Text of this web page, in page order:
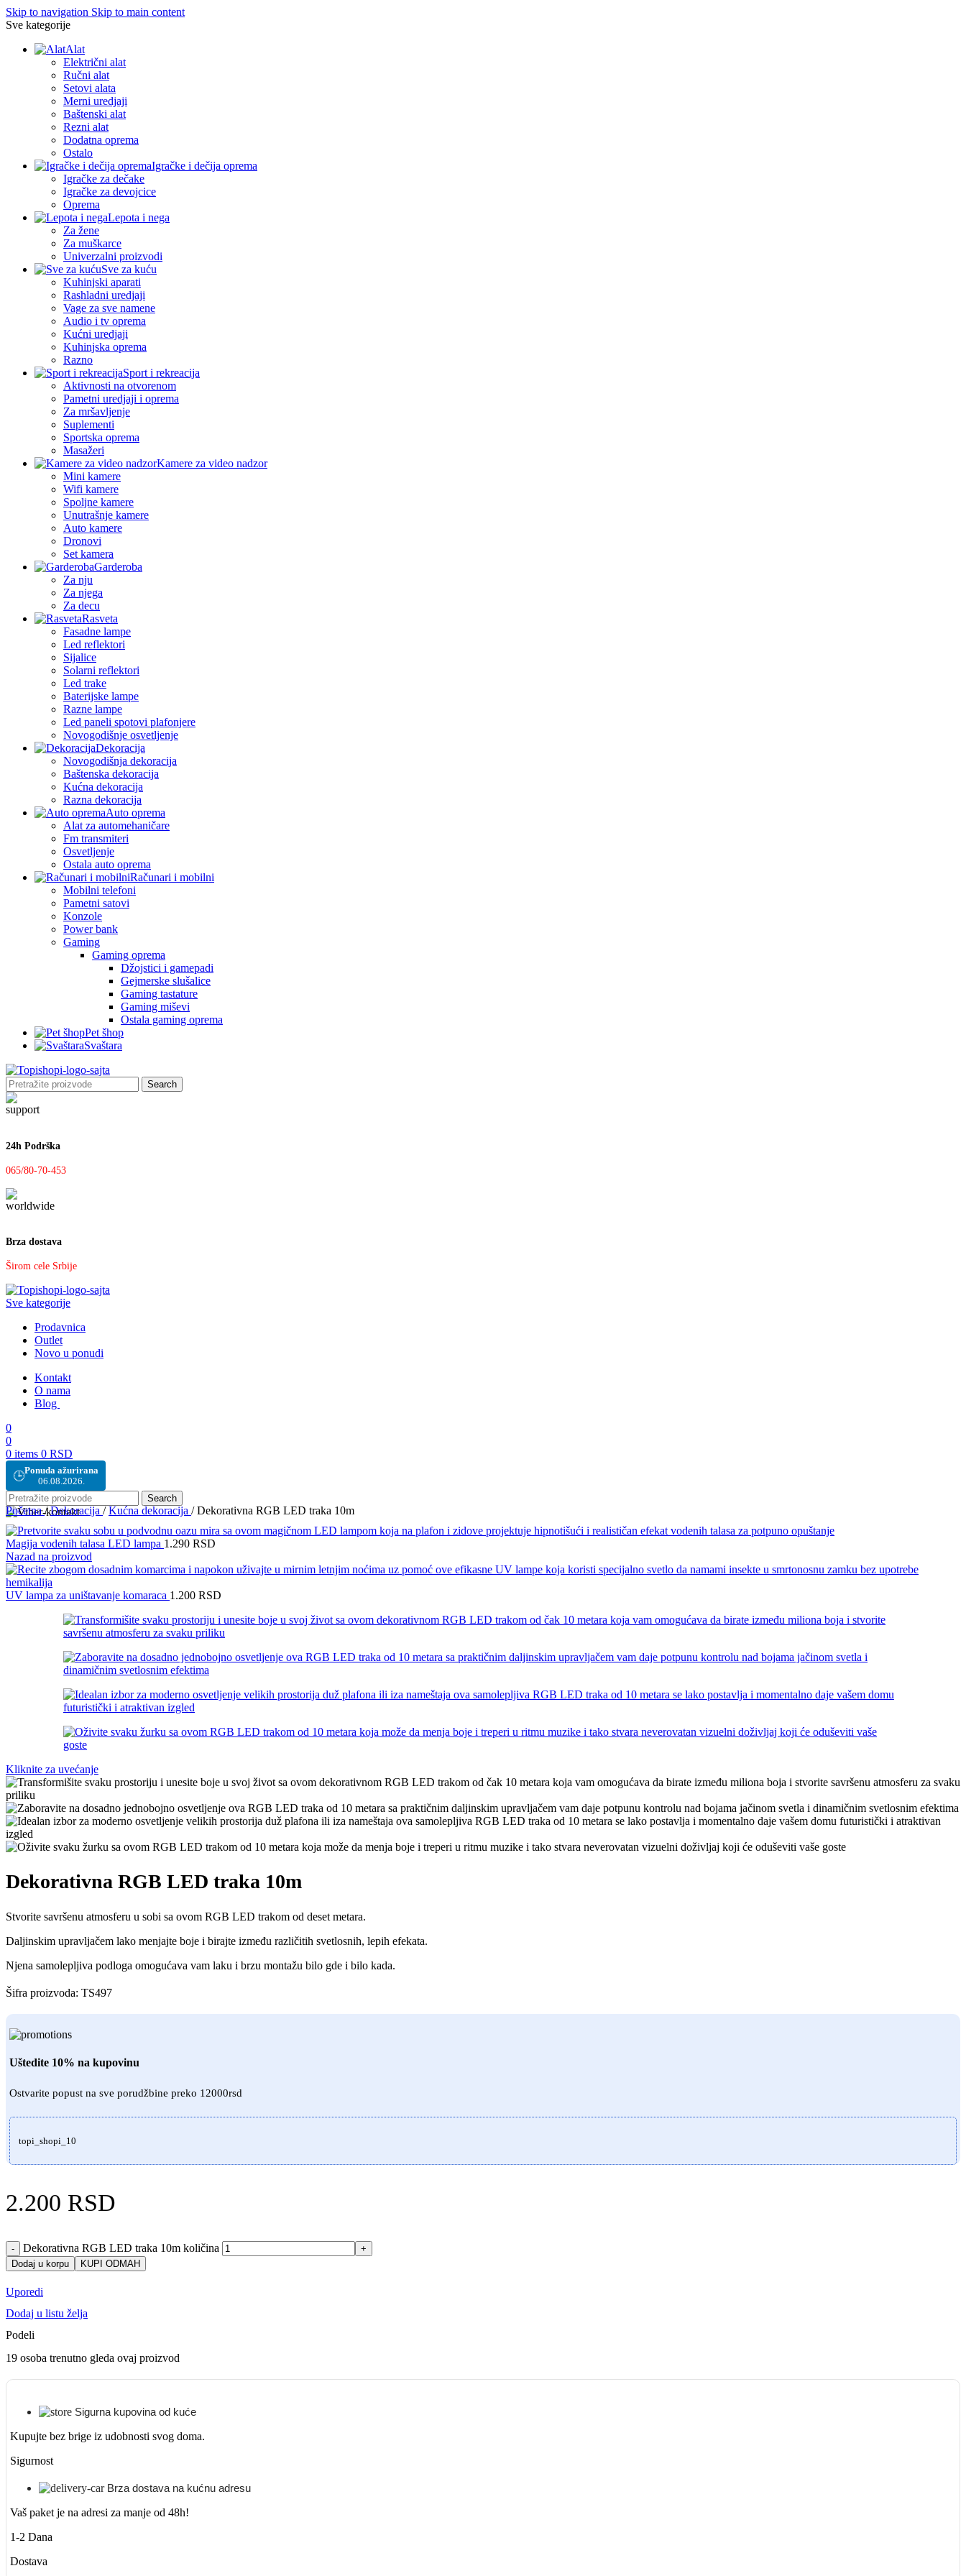
Skip to navigation Skip to main content
Sve kategorije
Alat
Električni alat
Ručni alat
Setovi alata
Merni uredjaji
Baštenski alat
Rezni alat
Dodatna oprema
Ostalo
Igračke i dečija oprema
Igračke za dečake
Igračke za devojcice
Oprema
Lepota i nega
Za žene
Za muškarce
Univerzalni proizvodi
Sve za kuću
Kuhinjski aparati
Rashladni uredjaji
Vage za sve namene
Audio i tv oprema
Kućni uredjaji
Kuhinjska oprema
Razno
Sport i rekreacija
Aktivnosti na otvorenom
Pametni uredjaji i oprema
Za mršavljenje
Suplementi
Sportska oprema
Masažeri
Kamere za video nadzor
Mini kamere
Wifi kamere
Spoljne kamere
Unutrašnje kamere
Auto kamere
Dronovi
Set kamera
Garderoba
Za nju
Za njega
Za decu
Rasveta
Fasadne lampe
Led reflektori
Sijalice
Solarni reflektori
Led trake
Baterijske lampe
Razne lampe
Led paneli spotovi plafonjere
Novogodišnje osvetljenje
Dekoracija
Novogodišnja dekoracija
Baštenska dekoracija
Kućna dekoracija
Razna dekoracija
Auto oprema
Alat za automehaničare
Fm transmiteri
Osvetljenje
Ostala auto oprema
Računari i mobilni
Mobilni telefoni
Pametni satovi
Konzole
Power bank
Gaming
Gaming oprema
Džojstici i gamepadi
Gejmerske slušalice
Gaming tastature
Gaming miševi
Ostala gaming oprema
Pet šhop
Svaštara
Search
24h Podrška
065/80-70-453
Brza dostava
Širom cele Srbije
Sve kategorije
Prodavnica
Outlet
Novo u ponudi
Kontakt
O nama
Blog
0
0
0 items 0 RSD
🕒Ponuda ažurirana
06.08.2026.
Search
Početna/ Dekoracija / Kućna dekoracija / Dekorativna RGB LED traka 10m
Magija vodenih talasa LED lampa 1.290 RSD
Nazad na proizvod
UV lampa za uništavanje komaraca 1.200 RSD
Kliknite za uvećanje
Dekorativna RGB LED traka 10m
Stvorite savršenu atmosferu u sobi sa ovom RGB LED trakom od deset metara.
Daljinskim upravljačem lako menjajte boje i birajte između različitih svetlosnih, lepih efekata.
Njena samolepljiva podloga omogućava vam laku i brzu montažu bilo gde i bilo kada.
Šifra proizvoda: TS497
Uštedite 10% na kupovinu
Ostvarite popust na sve porudžbine preko 12000rsd
topi_shopi_10
2.200 RSD
- Dekorativna RGB LED traka 10m količina
+
Dodaj u korpu
KUPI ODMAH
Uporedi
Dodaj u listu želja
Podeli
19 osoba trenutno gleda ovaj proizvod
Sigurna kupovina od kuće
Kupujte bez brige iz udobnosti svog doma.
Sigurnost
Brza dostava na kućnu adresu
Vaš paket je na adresi za manje od 48h!
1-2 Dana
Dostava